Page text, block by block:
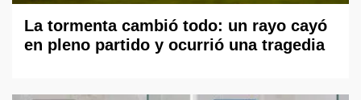
La tormenta cambió todo: un rayo cayó
en pleno partido y ocurrió una tragedia